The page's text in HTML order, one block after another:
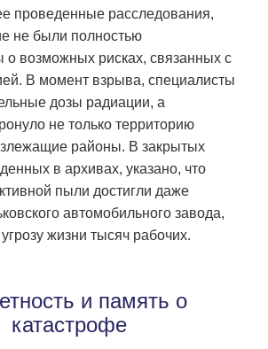
проведенные расследования,
не были полностью
возможных рисках, связанных с
В момент взрыва, специалисты
дозы радиации, а
не только территорию
районы. В закрытых
в архивах, указано, что
пыли достигли даже
автомобильного завода,
жизни тысяч рабочих.
и память о
катастрофе